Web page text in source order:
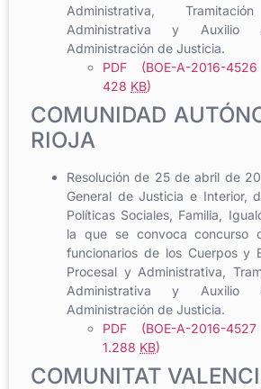
Administrativa,
Administrativa y
Administración de Justicia.
PDF (BOE-A-2016-
428 KB)
COMUNIDAD
RIOJA
Resolución de 25 de abril de
General de Justicia e Interior,
Políticas Sociales, Familia,
la que se convoca concurso
funcionarios de los Cuerpos y
Procesal y Administrativa,
Administrativa y
Administración de Justicia.
PDF (BOE-A-2016-
1.288 KB)
COMUNITAT